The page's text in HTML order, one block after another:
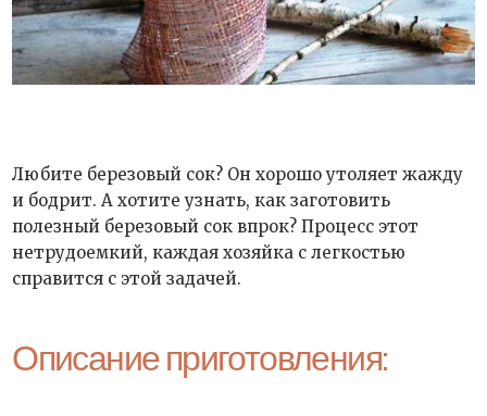
Любите березовый сок? Он хорошо утоляет жажду
и бодрит. А хотите узнать, как заготовить
полезный березовый сок впрок? Процесс этот
нетрудоемкий, каждая хозяйка с легкостью
справится с этой задачей.
Описание приготовления: